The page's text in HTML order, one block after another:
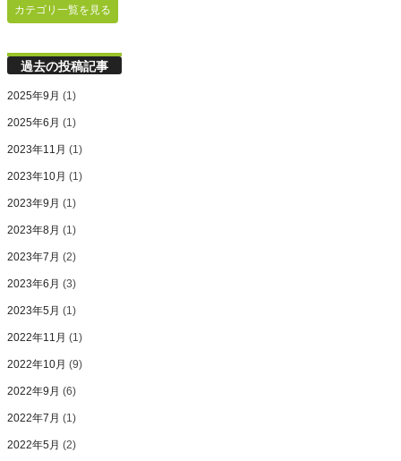
カテゴリ一覧を見る
過去の投稿記事
2025年9月 (1)
2025年6月 (1)
2023年11月 (1)
2023年10月 (1)
2023年9月 (1)
2023年8月 (1)
2023年7月 (2)
2023年6月 (3)
2023年5月 (1)
2022年11月 (1)
2022年10月 (9)
2022年9月 (6)
2022年7月 (1)
2022年5月 (2)